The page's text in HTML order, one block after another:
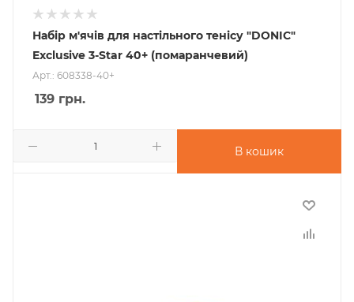
Набір м'ячів для настільного тенісу "DONIC"
Exclusive 3-Star 40+ (помаранчевий)
Арт.: 608338-40+
139 грн.
В кошик